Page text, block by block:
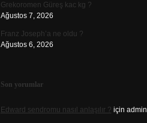
Grekoromen Güreş kac kg ?
Ağustos 7, 2026
Franz Joseph’a ne oldu ?
Ağustos 6, 2026
Son yorumlar
Edward sendromu nasıl anlaşılır ? için admin